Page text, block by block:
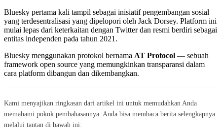
Bluesky pertama kali tampil sebagai inisiatif pengembangan sosial
yang terdesentralisasi yang dipelopori oleh Jack Dorsey. Platform ini
mulai lepas dari keterkaitan dengan Twitter dan resmi berdiri sebagai
entitas independen pada tahun 2021.
Bluesky menggunakan protokol bernama AT Protocol — sebuah
framework open source yang memungkinkan transparansi dalam
cara platform dibangun dan dikembangkan.
Kami menyajikan ringkasan dari artikel ini untuk memudahkan Anda
memahami pokok pembahasannya. Anda bisa membaca berita selengkapnya
melalui tautan di bawah ini: